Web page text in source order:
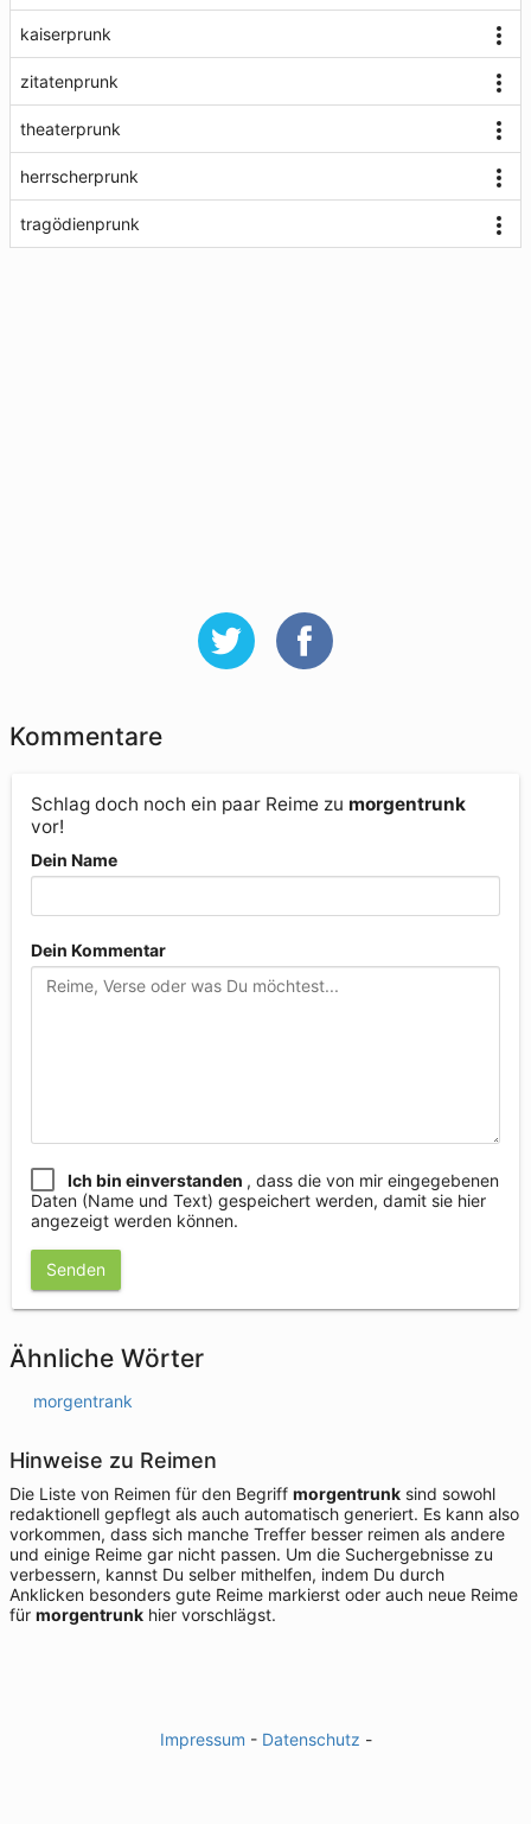
kaiserprunk
zitatenprunk
theaterprunk
herrscherprunk
tragödienprunk
Kommentare
Schlag doch noch ein paar Reime zu morgentrunk
vor!
Dein Name
Dein Kommentar
Ich bin einverstanden , dass die von mir eingegebenen
Daten (Name und Text) gespeichert werden, damit sie hier
angezeigt werden können.
Senden
Ähnliche Wörter
morgentrank
Hinweise zu Reimen
Die Liste von Reimen für den Begriff morgentrunk sind sowohl
redaktionell gepflegt als auch automatisch generiert. Es kann also
vorkommen, dass sich manche Treffer besser reimen als andere
und einige Reime gar nicht passen. Um die Suchergebnisse zu
verbessern, kannst Du selber mithelfen, indem Du durch
Anklicken besonders gute Reime markierst oder auch neue Reime
für morgentrunk hier vorschlägst.
Impressum - Datenschutz -